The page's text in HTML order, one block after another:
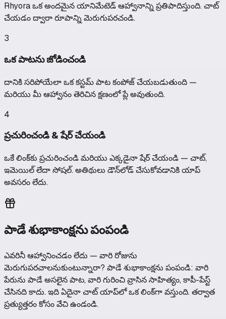
Rhyora ఒక అందమైన యానిమేటెడ్ ఆహ్వానాన్ని ప్రతిపాదిస్తుంది. చాట్
చేయడం ద్వారా రూపాన్ని మెరుగుపరచండి.
3
ఒక పాటను జోడించండి
దానికి సరిపోయేలా ఒక కస్టమ్ పాట కంపోజ్ చేయబడుతుంది —
మరియు మీ ఆహ్వానం తెరిచిన క్షణంలో ప్లే అవుతుంది.
4
ప్రచురించండి & షేర్ చేయండి
ఒకే లింక్‌కు ప్రచురించండి మరియు ఎక్కడైనా షేర్ చేయండి — చాట్,
ఇమెయిల్ లేదా సోషల్. అతిథులు డౌన్‌లోడ్ చేసుకోవడానికి యాప్
అవసరం లేదు.
పాడే శుభాకాంక్షను పంపండి
ఎవరినీ ఆహ్వానించడం లేదు — వారి రోజును
మెరుగుపరచాలనుకుంటున్నారా? పాడే శుభాకాంక్షను పంపండి: వారి
పేరును పాడే అసలైన పాట, వారి గురించి వ్రాసిన సాహిత్యం, కాపీ-పేస్ట్
చేసినది కాదు. ఇది ఏదైనా చాట్ యాప్‌లో ఒక లింక్‌గా వస్తుంది. తర్వాత
ప్రత్యుత్తరం కోసం వేచి ఉండండి.